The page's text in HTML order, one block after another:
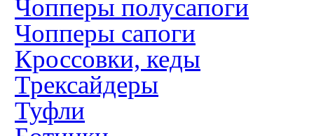
Чопперы полусапоги
Чопперы сапоги
Кроссовки, кеды
Трексайдеры
Туфли